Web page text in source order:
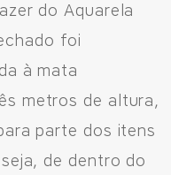
do Aquarela
foi
à mata
metros de altura,
parte dos itens
de dentro do